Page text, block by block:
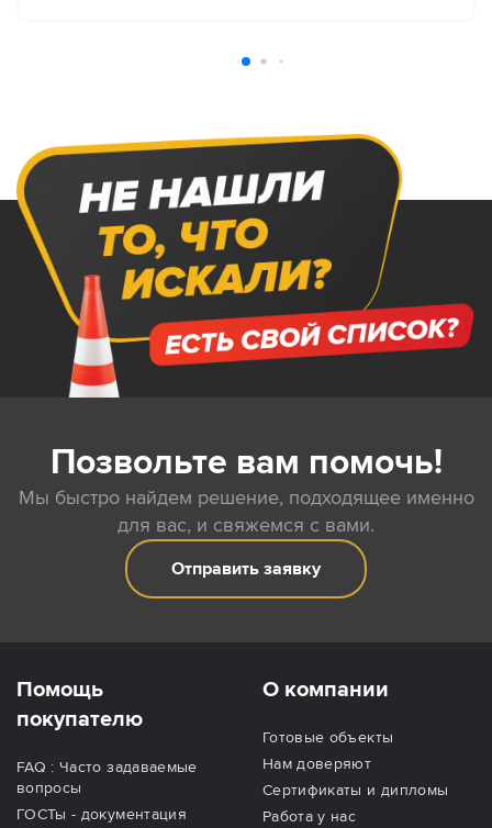
Позвольте вам помочь!
Мы быстро найдем решение, подходящее именно
для вас, и свяжемся с вами.
Отправить заявку
Помощь
покупателю
FAQ : Часто задаваемые
вопросы
ГОСТы - документация
О компании
Готовые объекты
Нам доверяют
Сертификаты и дипломы
Работа у нас